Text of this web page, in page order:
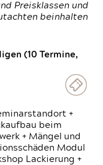
Preisklassen und
beinhalten
(10 Termine,
+
beim
+ Mängel und
Modul
Lackierung +